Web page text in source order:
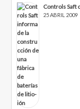
Controls Saft
25 ABRIL 2009